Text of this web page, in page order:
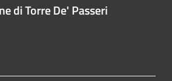
di Torre De' Passeri